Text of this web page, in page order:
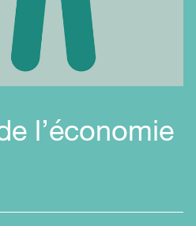
l’économie